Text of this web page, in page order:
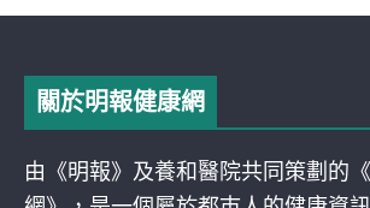
關於明報健康網
由《明報》及養和醫院共同策劃的